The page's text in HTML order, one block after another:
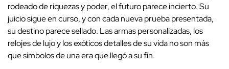
rodeado de riquezas y poder, el futuro parece incierto. Su
juicio sigue en curso, y con cada nueva prueba presentada,
su destino parece sellado. Las armas personalizadas, los
relojes de lujo y los exóticos detalles de su vida no son más
que símbolos de una era que llegó a su fin.